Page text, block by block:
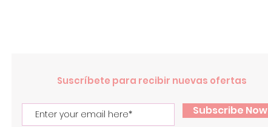
Suscríbete para recibir nuevas ofertas
Subscribe Now